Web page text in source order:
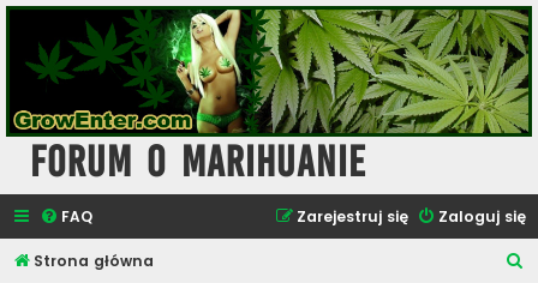
Forum o Marihuanie
FAQ Zaloguj się
Zarejestruj się
Strona główna